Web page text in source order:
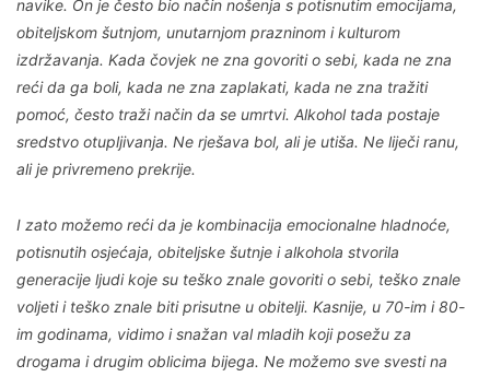
navike. On je često bio način nošenja s potisnutim emocijama,
obiteljskom šutnjom, unutarnjom prazninom i kulturom
izdržavanja. Kada čovjek ne zna govoriti o sebi, kada ne zna
reći da ga boli, kada ne zna zaplakati, kada ne zna tražiti
pomoć, često traži način da se umrtvi. Alkohol tada postaje
sredstvo otupljivanja. Ne rješava bol, ali je utiša. Ne liječi ranu,
ali je privremeno prekrije.
I zato možemo reći da je kombinacija emocionalne hladnoće,
potisnutih osjećaja, obiteljske šutnje i alkohola stvorila
generacije ljudi koje su teško znale govoriti o sebi, teško znale
voljeti i teško znale biti prisutne u obitelji. Kasnije, u 70-im i 80-
im godinama, vidimo i snažan val mladih koji posežu za
drogama i drugim oblicima bijega. Ne možemo sve svesti na